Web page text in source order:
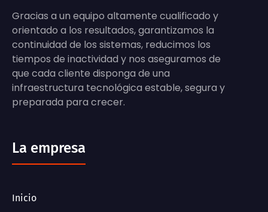
Gracias a un equipo altamente cualificado y
orientado a los resultados, garantizamos la
continuidad de los sistemas, reducimos los
tiempos de inactividad y nos aseguramos de
que cada cliente disponga de una
infraestructura tecnológica estable, segura y
preparada para crecer.
La empresa
Inicio